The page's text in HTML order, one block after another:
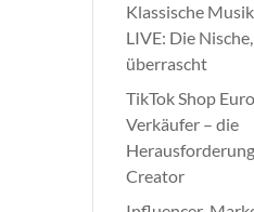
Klassische
LIVE: Die
überrascht
TikTok Shop
Verkäufer – die
Creator